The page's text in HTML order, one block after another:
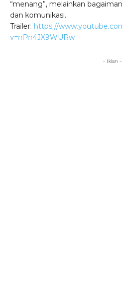
“menang”, melainkan
dan komunikasi.
Trailer: https://
v=nPn4JX9WURw
- Iklan -